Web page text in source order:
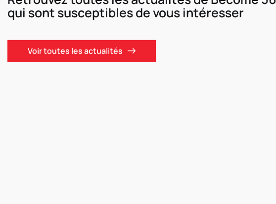
qui sont susceptibles de vous intéresser
Voir toutes les actualités